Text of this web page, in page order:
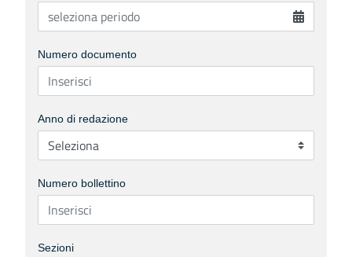
Numero documento
Anno di redazione
Numero bollettino
Sezioni